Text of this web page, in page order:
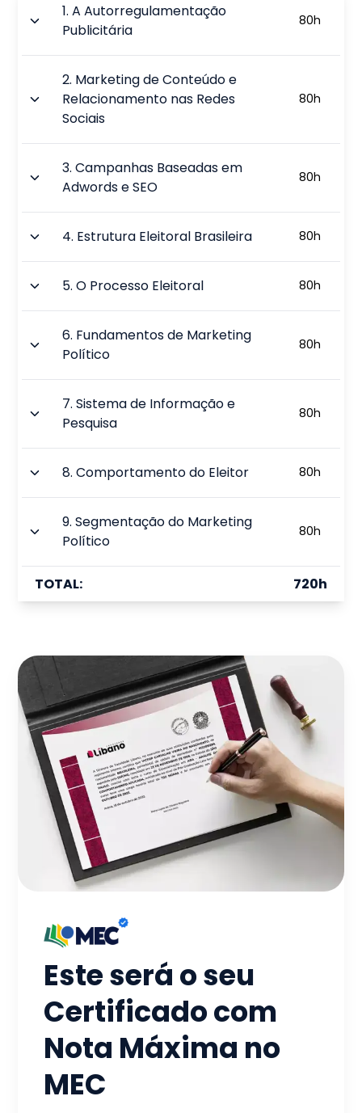
1.A Autorregulamentação
Publicitária
80h
2. Marketing de Conteúdo e
Relacionamento nas Redes
Sociais
80h
3.Campanhas Baseadas em
Adwords e SEO
80h
4. Estrutura Eleitoral Brasileira 80h
5.O Processo Eleitoral 80h
6. Fundamentos de Marketing
Político
80h
7.Sistema de Informação e
Pesquisa
80h
8.Comportamento do Eleitor 80h
9.Segmentação do Marketing
Político
80h
TOTAL: 720h
Este será o seu
Certificado com
Nota Máxima no
MEC